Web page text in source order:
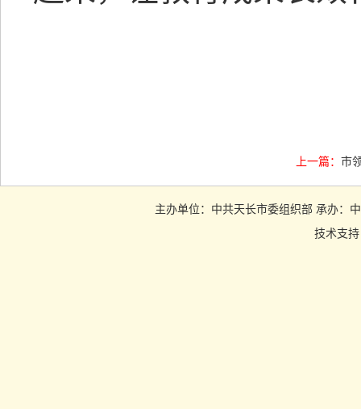
上一篇： 市
主办单位：中共天长市委组织部 承办：
技术支持